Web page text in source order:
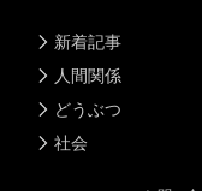
新着記事
人間関係
どうぶつ
社会